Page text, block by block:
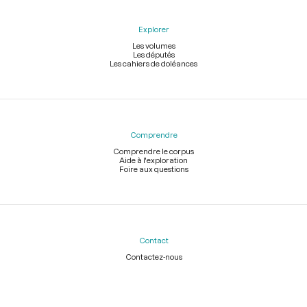
Explorer
Les volumes
Les députés
Les cahiers de doléances
Comprendre
Comprendre le corpus
Aide à l'exploration
Foire aux questions
Contact
Contactez-nous